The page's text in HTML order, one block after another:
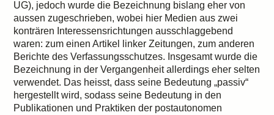
UG), jedoch wurde die Bezeichnung bislang eher von
aussen zugeschrieben, wobei hier Medien aus zwei
konträren Interessensrichtungen ausschlaggebend
waren: zum einen Artikel linker Zeitungen, zum anderen
Berichte des Verfassungsschutzes. Insgesamt wurde die
Bezeichnung in der Vergangenheit allerdings eher selten
verwendet. Das heisst, dass seine Bedeutung „passiv“
hergestellt wird, sodass seine Bedeutung in den
Publikationen und Praktiken der postautonomen